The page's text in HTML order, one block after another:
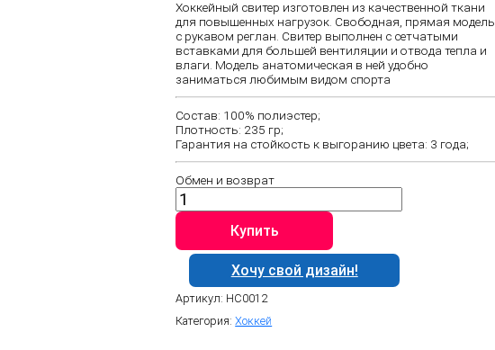
3
490 ₽.
790 ₽.
Хоккейный свитер изготовлен из качественной ткани
для повышенных нагрузок. Свободная, прямая модель
с рукавом реглан. Свитер выполнен с сетчатыми
вставками для большей вентиляции и отвода тепла и
влаги. Модель анатомическая в ней удобно
заниматься любимым видом спорта
Состав: 100% полиэстер;
Плотность: 235 гр;
Гарантия на стойкость к выгоранию цвета: 3 года;
Обмен и возврат
Количество
товара
Хоккейный
свитер
HC0012
Купить
Хочу свой дизайн!
Артикул: HC0012
Категория:Хоккей